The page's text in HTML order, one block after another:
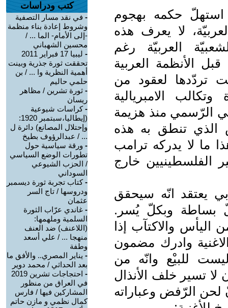
حكمه بهجوم
لا يعرف هذه
العربيّة رغم
الأنظمة العربية
تردّدها لعقود من
الامبريالية
الرّسمي منذ هزيمة
الذي تنطق به هذه
ما لا يدركه ترامب
الفلسطينيين خارج
يعتقد انّه سيحقق
بساطة وبكلّ يُسر.
والاكتآب إذا
وادرك مضمون
للبيْع وانّه من
لا تسير خلف الأنذال
الرّفض وعباراته
كتب ودراسات
- في نقد مسار التصفية
وشروط إعادة بناء منظمة
-إلى الأمام- الما ... /
محسين الشهباني
-
ليبيا 17 فبراير 2011
تحققت ثورة جذرية وبينت
أهمية النظرية وا ... / بن
حلمي حاليم
- ثورة تشرين / مظاهر
ريسان
-كراسات شيوعية
(إيطاليا،سبتمبر 1920:
وإحتلال المصانع) دائرة ل
... / عبدالرؤوف بطيخ
- ورقة سياسية حول
تطورات الوضع السياسي
/ الحزب الشيوعي
السوداني
-كتاب تجربة ثورة ديسمبر
ودروسها / تاج السر
عثمان
- غاندي عرّاب الثورة
السلمية وملهمها:
(اللاعنف) ضد العنف
منهجا ... / علي أسعد
وطفة
- يناير المصري.. والأفق ما
بعد الحداثي / محمد دوير
-
احتجاجات تشرين 2019
في العراق من منظور
المشاركين فيها / فارس
كمال نظمي و مازن حاتم